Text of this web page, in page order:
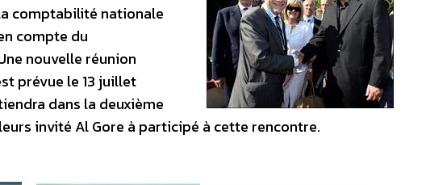
comptabilité nationale
compte du
nouvelle réunion
prévue le 13 juillet
dans la deuxième
invité Al Gore à participé à cette rencontre.